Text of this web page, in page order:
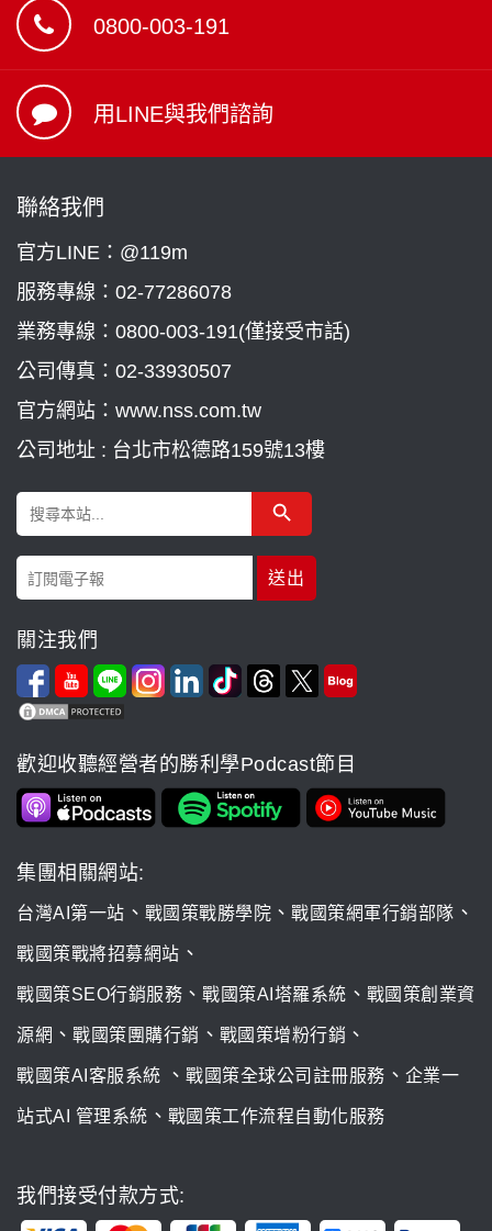
0800-003-191
用LINE與我們諮詢
聯絡我們
官方LINE：@119m
服務專線： 02-77286078
業務專線： 0800-003-191(僅接受市話)
公司傳真：02-33930507
官方網站：www.nss.com.tw
公司地址 : 台北市松德路159號13樓
Search
for:
Search Button
關注我們
歡迎收聽經營者的勝利學Podcast節目
集團相關網站:
台灣AI第一站 、 戰國策戰勝學院 、 戰國策網軍行銷部隊 、
戰國策戰將招募網站 、
戰國策SEO行銷服務 、 戰國策AI塔羅系統 、 戰國策創業資
源網 、 戰國策團購行銷 、 戰國策增粉行銷 、
戰國策AI客服系統 、 戰國策全球公司註冊服務 、 企業一
站式AI 管理系統 、 戰國策工作流程自動化服務
我們接受付款方式: